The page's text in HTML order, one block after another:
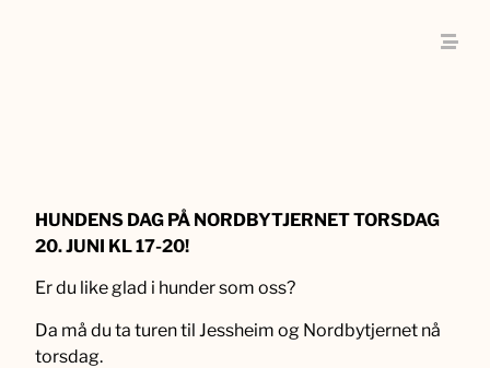
HUNDENS DAG PÅ NORDBYTJERNET TORSDAG
20. JUNI KL 17-20!
Er du like glad i hunder som oss?
Da må du ta turen til Jessheim og Nordbytjernet nå
torsdag.